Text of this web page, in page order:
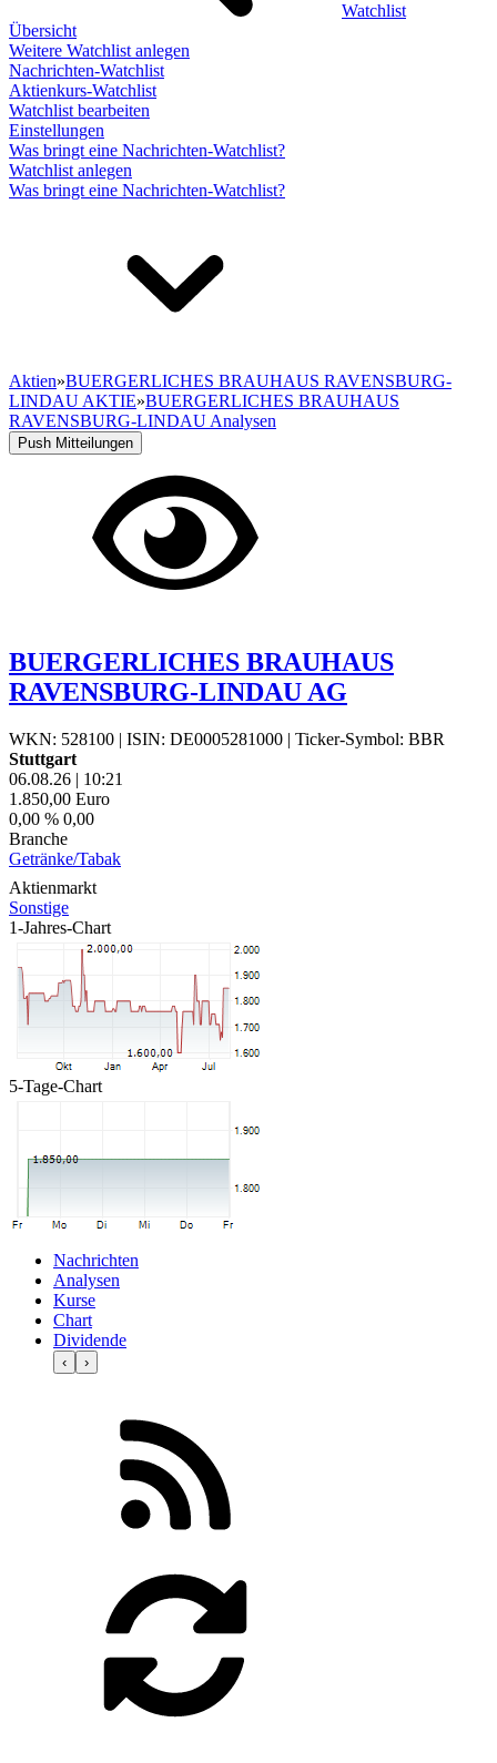
Watchlist
Übersicht
Weitere Watchlist anlegen
Nachrichten-Watchlist
Aktienkurs-Watchlist
Watchlist bearbeiten
Einstellungen
Was bringt eine Nachrichten-Watchlist?
Watchlist anlegen
Was bringt eine Nachrichten-Watchlist?
Aktien»BUERGERLICHES BRAUHAUS RAVENSBURG-
LINDAU AKTIE»BUERGERLICHES BRAUHAUS
RAVENSBURG-LINDAU Analysen
Push Mitteilungen
BUERGERLICHES BRAUHAUS
RAVENSBURG-LINDAU AG
WKN: 528100 | ISIN: DE0005281000 | Ticker-Symbol: BBR
Stuttgart
06.08.26 | 10:21
1.850,00 Euro
0,00 % 0,00
Branche
Getränke/Tabak
Aktienmarkt
Sonstige
1-Jahres-Chart
5-Tage-Chart
Nachrichten
Analysen
Kurse
Chart
Dividende
‹ ›